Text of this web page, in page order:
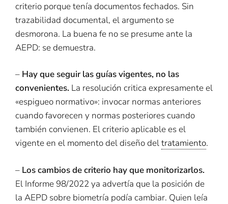
criterio porque tenía documentos fechados. Sin
trazabilidad documental, el argumento se
desmorona. La buena fe no se presume ante la
AEPD: se demuestra.
– Hay que seguir las guías vigentes, no las
convenientes. La resolución critica expresamente el
«espigueo normativo»: invocar normas anteriores
cuando favorecen y normas posteriores cuando
también convienen. El criterio aplicable es el
vigente en el momento del diseño deltratamiento.
– Los cambios de criterio hay que monitorizarlos.
El Informe 98/2022 ya advertía que la posición de
la AEPD sobre biometría podía cambiar. Quien leía